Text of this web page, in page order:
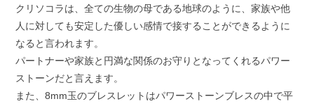
クリソコラは、全ての生物の母である地球のように、家族や他
人に対しても安定した優しい感情で接することができるように
なると言われます。
パートナーや家族と円満な関係のお守りとなってくれるパワー
ストーンだと言えます。
また、8mm玉のブレスレットはパワーストーンブレスの中で平